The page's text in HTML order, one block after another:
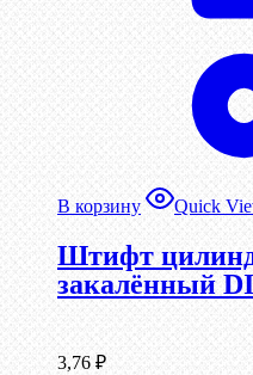
В корзину Quick
Штифт
закалённый
3,76 ₽